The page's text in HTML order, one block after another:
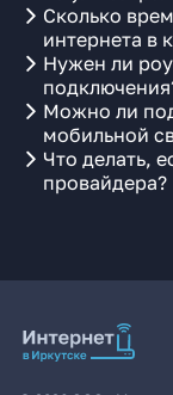
Сколько
интернета в
Нужен ли
Можно ли
мобильной
Что делать,
провайдера?